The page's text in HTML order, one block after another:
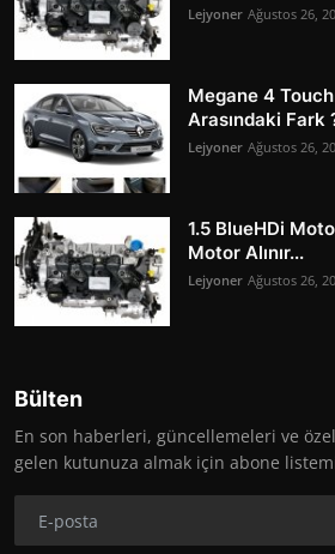
Lejyoner Ağustos 26,
Megane 4
Arasındaki Fark
Lejyoner Ağustos 26,
1.5 BlueHDi
Motor Alınır...
Lejyoner Ağustos 26,
Bülten
En son haberleri, güncellemeleri ve
gelen kutunuza almak için abone